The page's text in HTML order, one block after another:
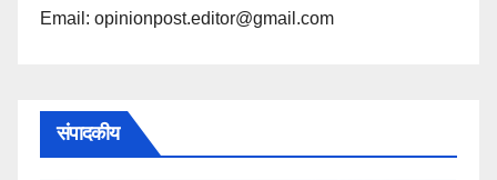
Email: opinionpost.editor@gmail.com
संपादकीय